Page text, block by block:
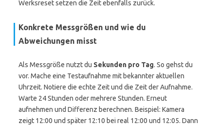
Werksreset setzen die Zeit ebenfalls zurück.
Konkrete Messgrößen und wie du
Abweichungen misst
Als Messgröße nutzt du Sekunden pro Tag. So gehst du
vor. Mache eine Testaufnahme mit bekannter aktuellen
Uhrzeit. Notiere die echte Zeit und die Zeit der Aufnahme.
Warte 24 Stunden oder mehrere Stunden. Erneut
aufnehmen und Differenz berechnen. Beispiel: Kamera
zeigt 12:00 und später 12:10 bei real 12:00 und 12:05. Dann